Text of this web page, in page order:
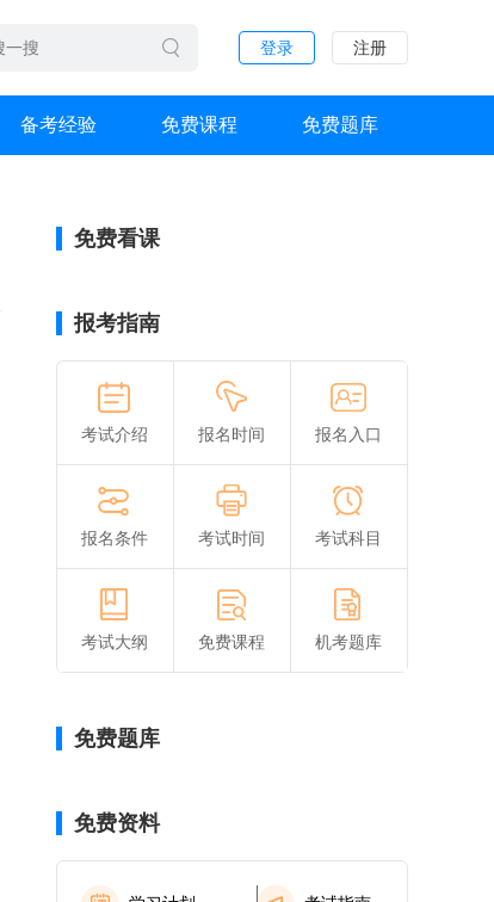
登录 注册
备考经验 免费课程 免费题库
免费看课
报考指南
考试介绍 报名时间 报名入口
报名条件 考试时间 考试科目
考试大纲 免费课程 机考题库
免费题库
免费资料